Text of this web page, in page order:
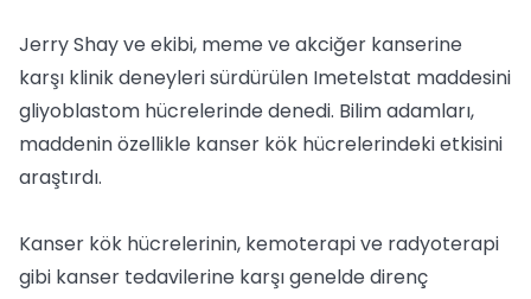
Jerry Shay ve ekibi, meme ve akciğer kanserine
karşı klinik deneyleri sürdürülen Imetelstat maddesini
gliyoblastom hücrelerinde denedi. Bilim adamları,
maddenin özellikle kanser kök hücrelerindeki etkisini
araştırdı.
Kanser kök hücrelerinin, kemoterapi ve radyoterapi
gibi kanser tedavilerine karşı genelde direnç